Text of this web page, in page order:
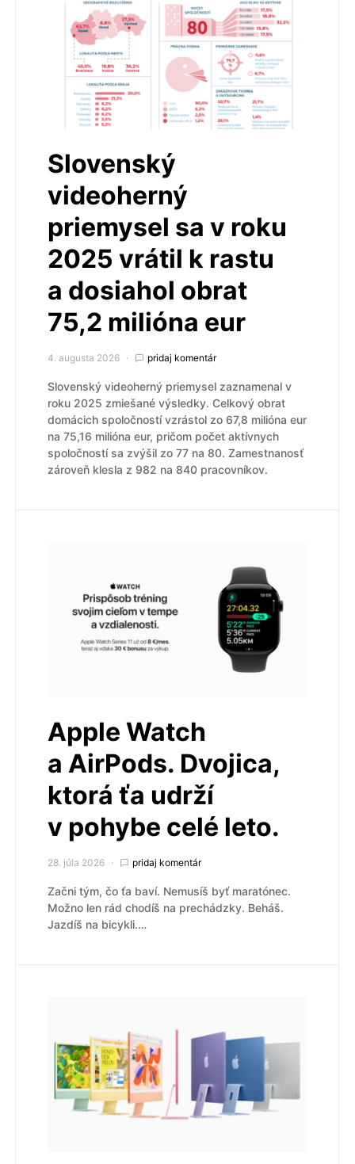
Slovenský
videoherný
priemysel sa v roku
2025 vrátil k rastu
a dosiahol obrat
75,2 milióna eur
4. augusta 2026 pridaj komentár
Slovenský videoherný priemysel zaznamenal v
roku 2025 zmiešané výsledky. Celkový obrat
domácich spoločností vzrástol zo 67,8 milióna eur
na 75,16 milióna eur, pričom počet aktívnych
spoločností sa zvýšil zo 77 na 80. Zamestnanosť
zároveň klesla z 982 na 840 pracovníkov.
Apple Watch
a AirPods. Dvojica,
ktorá ťa udrží
v pohybe celé leto.
28. júla 2026 pridaj komentár
Začni tým, čo ťa baví. Nemusíš byť maratónec.
Možno len rád chodíš na prechádzky. Beháš.
Jazdíš na bicykli.…